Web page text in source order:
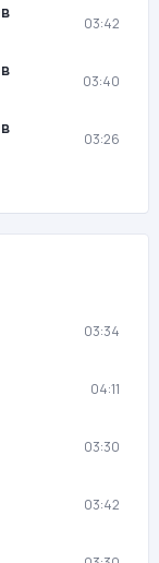
03:42
03:40
03:26
03:34
04:11
03:30
03:42